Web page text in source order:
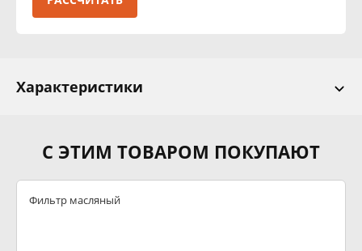
Характеристики
С ЭТИМ ТОВАРОМ ПОКУПАЮТ
Фильтр масляный